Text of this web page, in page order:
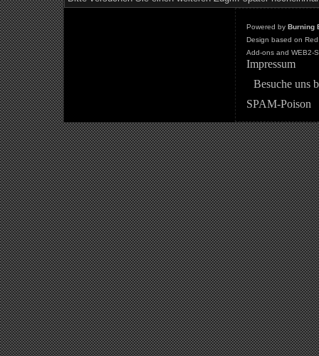
Powered by Burning
Design based on
Add-ons and WEB2-
Impressum
Besuche uns
SPAM-Poison